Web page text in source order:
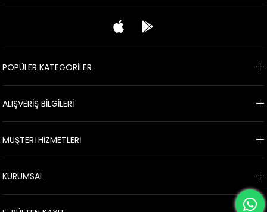
POPÜLER KATEGORİLER
ALIŞVERİŞ BİLGİLERİ
MÜŞTERİ HİZMETLERİ
KURUMSAL